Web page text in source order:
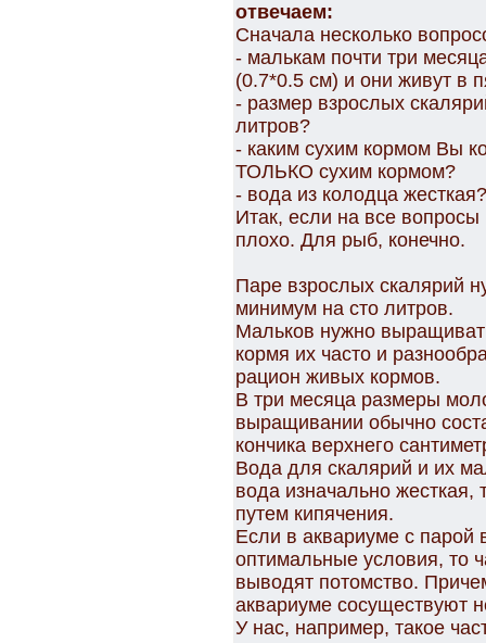
отвечаем:
Сначала несколько
- малькам почти три
(0.7*0.5 см) и они живут в
- размер взрослых
литров?
- каким сухим кормом Вы
ТОЛЬКО сухим кормом?
- вода из колодца жесткая?
Итак, если на все вопросы
плохо. Для рыб, конечно.
Паре взрослых скалярий
минимум на сто литров.
Мальков нужно
кормя их часто и
рацион живых кормов.
В три месяца размеры
выращивании обычно
кончика верхнего
Вода для скалярий и их
вода изначально жесткая,
путем кипячения.
Если в аквариуме с парой
оптимальные условия, то
выводят потомство.
аквариуме сосуществуют
У нас, например, такое